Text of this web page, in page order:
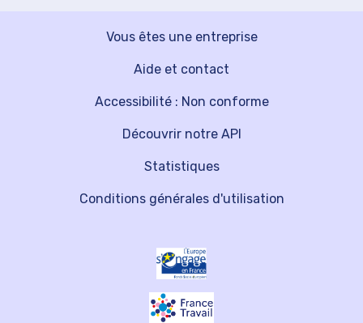
Vous êtes une entreprise
Découvrir notre API
Aide et contact
Statistiques
Accessibilité : Non conforme
Conditions générales d'utilisation